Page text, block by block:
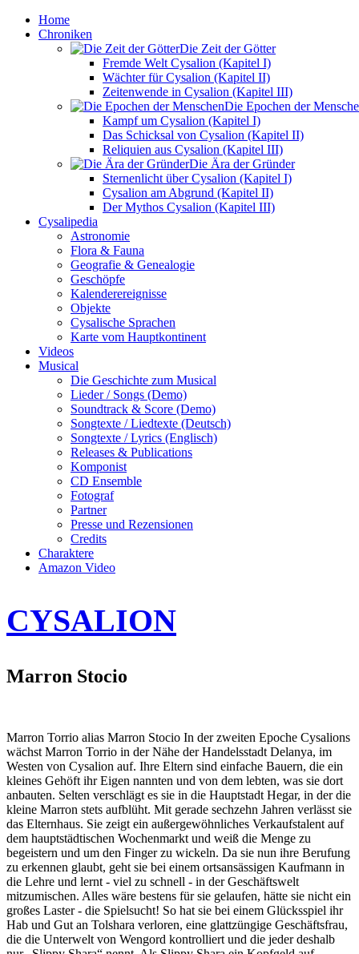
Home
Chroniken
Die Zeit der Götter
Fremde Welt Cysalion (Kapitel I)
Wächter für Cysalion (Kapitel II)
Zeitenwende in Cysalion (Kapitel III)
Die Epochen der
Kampf um Cysalion (Kapitel I)
Das Schicksal von Cysalion (Kapitel II)
Reliquien aus Cysalion (Kapitel III)
Die Ära der Gründer
Sternenlicht über Cysalion (Kapitel I)
Cysalion am Abgrund (Kapitel II)
Der Mythos Cysalion (Kapitel III)
Cysalipedia
Astronomie
Flora & Fauna
Geografie & Genealogie
Geschöpfe
Kalenderereignisse
Objekte
Cysalische Sprachen
Karte vom Hauptkontinent
Videos
Musical
Die Geschichte zum Musical
Lieder / Songs (Demo)
Soundtrack & Score (Demo)
Songtexte / Liedtexte (Deutsch)
Songtexte / Lyrics (Englisch)
Releases & Publications
Komponist
CD Ensemble
Fotograf
Partner
Presse und Rezensionen
Credits
Charaktere
Amazon Video
CYSALION
Marron Stocio
Marron Torrio alias Marron Stocio In der zweiten Epoche Cysalions
wächst Marron Torrio in der Nähe der Handelsstadt Delanya, im
Westen von Cysalion auf. Ihre Eltern sind einfache Bauern, die ein
kleines Gehöft ihr Eigen nannten und von dem lebten, was sie dort
anbauten. Selten verschlägt es sie in die Hauptstadt Hegar, in der die
kleine Marron stets aufblüht. Mit gerade sechzehn Jahren verlässt sie
das Elternhaus. Sie zeigt ein außergewöhnliches Verkaufstalent auf
dem hauptstädtischen Wochenmarkt und weiß die Menge zu
begeistern und um den Finger zu wickeln. Da sie nun ihre Berufung
zu erkennen glaubt, geht sie bei einem ortsansässigen Kaufmann in
die Lehre und lernt - viel zu schnell - in der Geschäftswelt
mitzumischen. Alles wäre bestens für sie gelaufen, hätte sie nicht ein
großes Laster - die Spielsucht! So hat sie bei einem Glücksspiel ihr
Hab und Gut an Tolshara verloren, eine glattzüngige Geschäftsfrau,
die die Unterwelt von Wengord kontrolliert und die jeder deshalb